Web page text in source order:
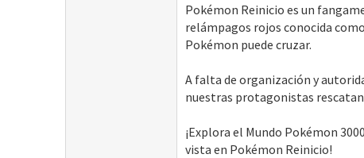
Pokémon Reinicio es un
relámpagos rojos conocida
Pokémon puede cruzar.
A falta de organización y
nuestras protagonistas
¡Explora el Mundo Pokémon
vista en Pokémon Reinicio!